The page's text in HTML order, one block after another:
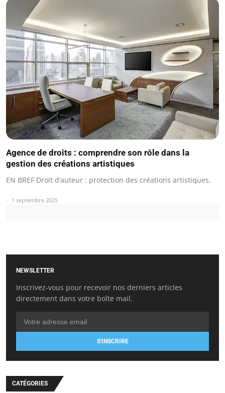
Agence de droits : comprendre son rôle dans la
gestion des créations artistiques
EN BREF Droit d’auteur : protection des créations artistiques.
1 septembre 2025
NEWSLETTER
Inscrivez-vous pour recevoir nos derniers articles
directement dans votre boîte mail.
S'INSCRIRE
CATÉGORIES